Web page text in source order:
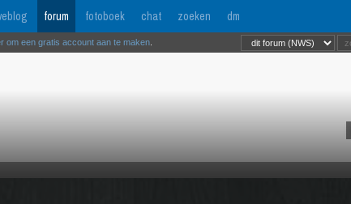
forum fotoboek chat zoeken dm
om een gratis account aan te maken